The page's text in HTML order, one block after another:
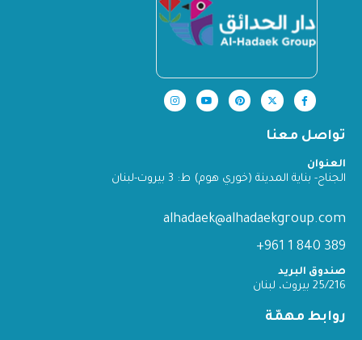
تواصل معنا
العنوان
الجناح- بناية المدينة (خوري هوم) ط: 3 بيروت-لبنان
alhadaek@alhadaekgroup.com
389 840 1 961+
صندوق البريد
25/216 بيروت، لبنان
روابط مهمّة